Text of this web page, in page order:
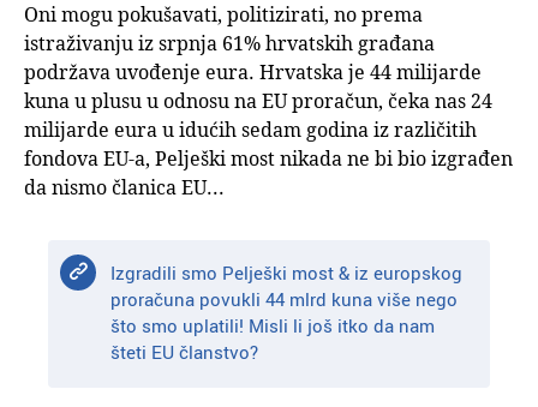
Oni mogu pokušavati, politizirati, no prema
istraživanju iz srpnja 61% hrvatskih građana
podržava uvođenje eura. Hrvatska je 44 milijarde
kuna u plusu u odnosu na EU proračun, čeka nas 24
milijarde eura u idućih sedam godina iz različitih
fondova EU-a, Pelješki most nikada ne bi bio izgrađen
da nismo članica EU...
Izgradili smo Pelješki most & iz europskog
proračuna povukli 44 mlrd kuna više nego
što smo uplatili! Misli li još itko da nam
šteti EU članstvo?